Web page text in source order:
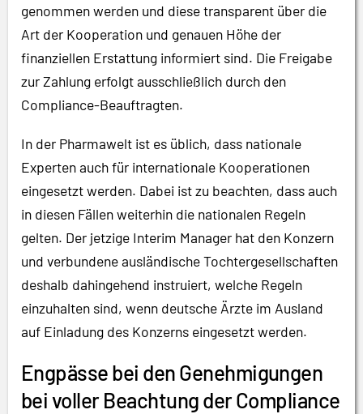
genommen werden und diese transparent über die
Art der Kooperation und genauen Höhe der
finanziellen Erstattung informiert sind. Die Freigabe
zur Zahlung erfolgt ausschließlich durch den
Compliance-Beauftragten.
In der Pharmawelt ist es üblich, dass nationale
Experten auch für internationale Kooperationen
eingesetzt werden. Dabei ist zu beachten, dass auch
in diesen Fällen weiterhin die nationalen Regeln
gelten. Der jetzige Interim Manager hat den Konzern
und verbundene ausländische Tochtergesellschaften
deshalb dahingehend instruiert, welche Regeln
einzuhalten sind, wenn deutsche Ärzte im Ausland
auf Einladung des Konzerns eingesetzt werden.
Engpässe bei den Genehmigungen
bei voller Beachtung der Compliance